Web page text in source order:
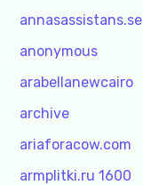
annasassistans.se
anonymous
arabellanewcairo
archive
ariaforacow.com
armplitki.ru 1600